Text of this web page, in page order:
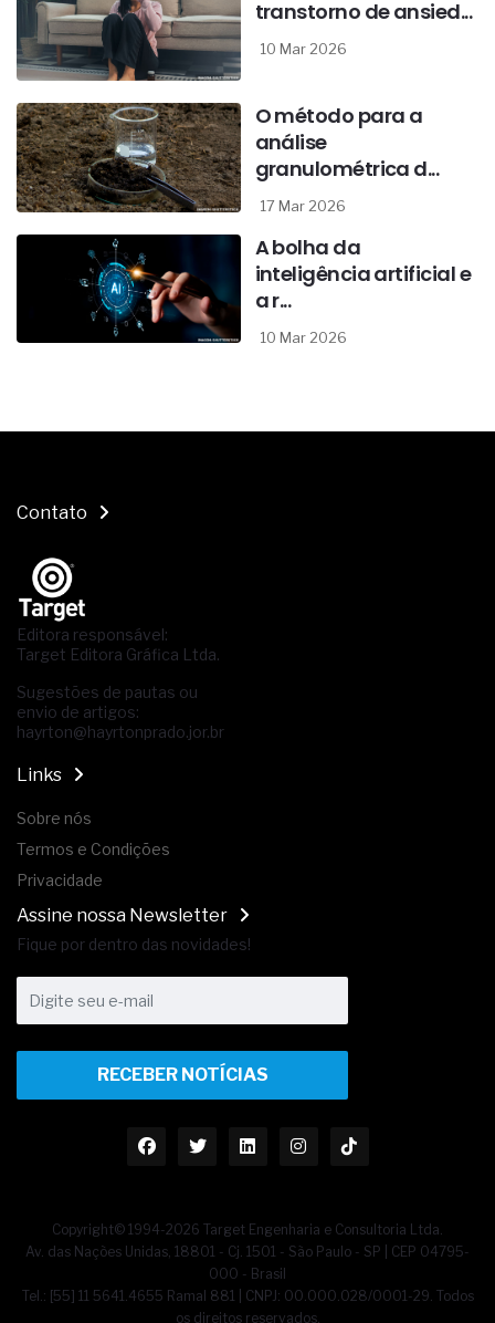
transtorno de ansied...
10 Mar 2026
O método para a
análise
granulométrica d...
17 Mar 2026
A bolha da
inteligência artificial e
a r...
10 Mar 2026
Contato
Editora responsável:
Target Editora Gráfica Ltda.
Sugestões de pautas ou
envio de artigos:
hayrton@hayrtonprado.jor.br
Links
Sobre nós
Termos e Condições
Privacidade
Assine nossa Newsletter
Fique por dentro das novidades!
RECEBER NOTÍCIAS
Copyright© 1994-2026 Target Engenharia e Consultoria Ltda.
Av. das Nações Unidas, 18801 - Cj. 1501 - São Paulo - SP | CEP 04795-
000 - Brasil
Tel.: [55] 11 5641.4655 Ramal 881 | CNPJ: 00.000.028/0001-29. Todos
os direitos reservados.